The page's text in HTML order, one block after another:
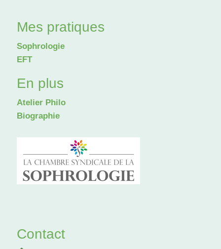
Mes pratiques
Sophrologie
EFT
En plus
Atelier Philo
Biographie
Contact